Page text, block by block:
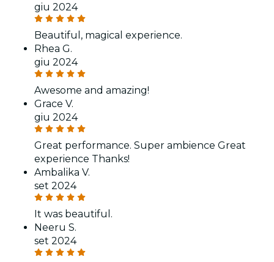
giu 2024
Beautiful, magical experience.
Rhea G.
giu 2024
Awesome and amazing!
Grace V.
giu 2024
Great performance. Super ambience Great
experience Thanks!
Ambalika V.
set 2024
It was beautiful.
Neeru S.
set 2024